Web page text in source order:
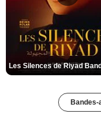
Bandes-